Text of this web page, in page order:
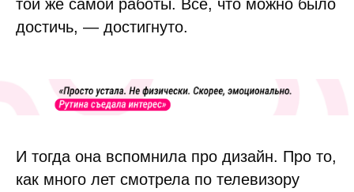
той же самой работы. Всё, что можно было
достичь, — достигнуто.
И тогда она вспомнила про дизайн. Про то,
как много лет смотрела по телевизору